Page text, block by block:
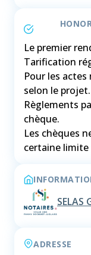
Le premier
Tarification
Pour les
selon le projet.
Règlements
chèque.
Les chèques
certaine limite
SELAS
ADRESSE